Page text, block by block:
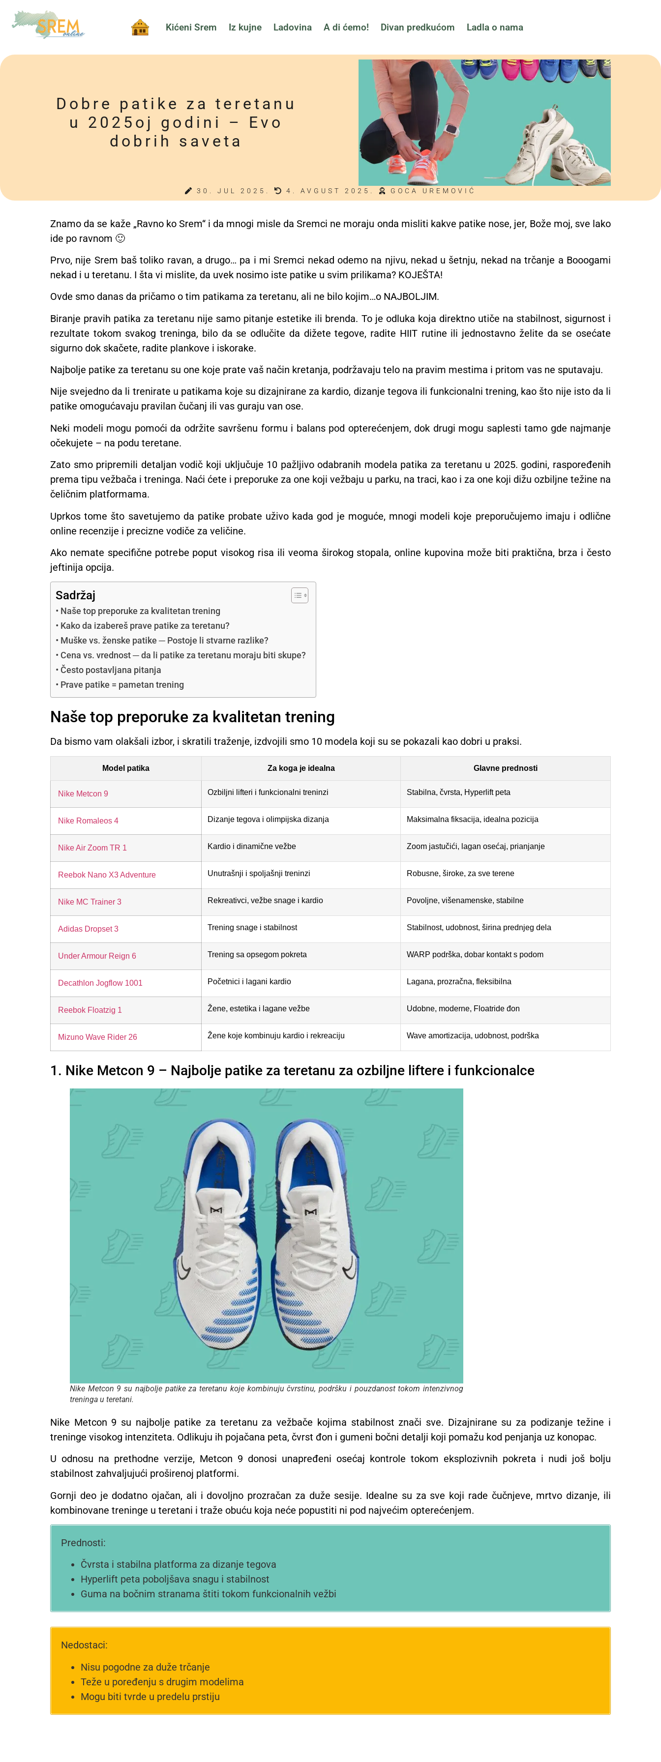
Kićeni Srem Iz kujne Ladovina A di ćemo! Divan predkućom Ladla o nama
Dobre patike za teretanu
u 2025oj godini – Evo
dobrih saveta
30. JUL 2025. 4. AVGUST 2025. GOCA UREMOVIĆ
Znamo da se kaže „Ravno ko Srem“ i da mnogi misle da Sremci ne moraju onda misliti kakve patike nose, jer, Bože moj, sve lako
ide po ravnom 🙂
Prvo, nije Srem baš toliko ravan, a drugo… pa i mi Sremci nekad odemo na njivu, nekad u šetnju, nekad na trčanje a Booogami
nekad i u teretanu. I šta vi mislite, da uvek nosimo iste patike u svim prilikama? KOJEŠTA!
Ovde smo danas da pričamo o tim patikama za teretanu, ali ne bilo kojim…o NAJBOLJIM.
Biranje pravih patika za teretanu nije samo pitanje estetike ili brenda. To je odluka koja direktno utiče na stabilnost, sigurnost i
rezultate tokom svakog treninga, bilo da se odlučite da dižete tegove, radite HIIT rutine ili jednostavno želite da se osećate
sigurno dok skačete, radite plankove i iskorake.
Najbolje patike za teretanu su one koje prate vaš način kretanja, podržavaju telo na pravim mestima i pritom vas ne sputavaju.
Nije svejedno da li trenirate u patikama koje su dizajnirane za kardio, dizanje tegova ili funkcionalni trening, kao što nije isto da li
patike omogućavaju pravilan čučanj ili vas guraju van ose.
Neki modeli mogu pomoći da održite savršenu formu i balans pod opterećenjem, dok drugi mogu saplesti tamo gde najmanje
očekujete – na podu teretane.
Zato smo pripremili detaljan vodič koji uključuje 10 pažljivo odabranih modela patika za teretanu u 2025. godini, raspoređenih
prema tipu vežbača i treninga. Naći ćete i preporuke za one koji vežbaju u parku, na traci, kao i za one koji dižu ozbiljne težine na
čeličnim platformama.
Uprkos tome što savetujemo da patike probate uživo kada god je moguće, mnogi modeli koje preporučujemo imaju i odlične
online recenzije i precizne vodiče za veličine.
Ako nemate specifične potrebe poput visokog risa ili veoma širokog stopala, online kupovina može biti praktična, brza i često
jeftinija opcija.
Sadržaj
Naše top preporuke za kvalitetan trening
Kako da izabereš prave patike za teretanu?
Muške vs. ženske patike ─ Postoje li stvarne razlike?
Cena vs. vrednost ─ da li patike za teretanu moraju biti skupe?
Često postavljana pitanja
Prave patike = pametan trening
Naše top preporuke za kvalitetan trening
Da bismo vam olakšali izbor, i skratili traženje, izdvojili smo 10 modela koji su se pokazali kao dobri u praksi.
Model patika Za koga je idealna Glavne prednosti
Nike Metcon 9 Ozbiljni lifteri i funkcionalni treninzi Stabilna, čvrsta, Hyperlift peta
Nike Romaleos 4 Dizanje tegova i olimpijska dizanja Maksimalna fiksacija, idealna pozicija
Nike Air Zoom TR 1 Kardio i dinamične vežbe Zoom jastučići, lagan osećaj, prianjanje
Reebok Nano X3 Adventure Unutrašnji i spoljašnji treninzi Robusne, široke, za sve terene
Nike MC Trainer 3 Rekreativci, vežbe snage i kardio Povoljne, višenamenske, stabilne
Adidas Dropset 3 Trening snage i stabilnost Stabilnost, udobnost, širina prednjeg dela
Under Armour Reign 6 Trening sa opsegom pokreta WARP podrška, dobar kontakt s podom
Decathlon Jogflow 1001 Početnici i lagani kardio Lagana, prozračna, fleksibilna
Reebok Floatzig 1 Žene, estetika i lagane vežbe Udobne, moderne, Floatride đon
Mizuno Wave Rider 26 Žene koje kombinuju kardio i rekreaciju Wave amortizacija, udobnost, podrška
1. Nike Metcon 9 – Najbolje patike za teretanu za ozbiljne liftere i funkcionalce
Nike Metcon 9 su najbolje patike za teretanu koje kombinuju čvrstinu, podršku i pouzdanost tokom intenzivnog
treninga u teretani.
Nike Metcon 9 su najbolje patike za teretanu za vežbače kojima stabilnost znači sve. Dizajnirane su za podizanje težine i
treninge visokog intenziteta. Odlikuju ih pojačana peta, čvrst đon i gumeni bočni detalji koji pomažu kod penjanja uz konopac.
U odnosu na prethodne verzije, Metcon 9 donosi unapređeni osećaj kontrole tokom eksplozivnih pokreta i nudi još bolju
stabilnost zahvaljujući proširenoj platformi.
Gornji deo je dodatno ojačan, ali i dovoljno prozračan za duže sesije. Idealne su za sve koji rade čučnjeve, mrtvo dizanje, ili
kombinovane treninge u teretani i traže obuću koja neće popustiti ni pod najvećim opterećenjem.
Prednosti:
Čvrsta i stabilna platforma za dizanje tegova
Hyperlift peta poboljšava snagu i stabilnost
Guma na bočnim stranama štiti tokom funkcionalnih vežbi
Nedostaci:
Nisu pogodne za duže trčanje
Teže u poređenju s drugim modelima
Mogu biti tvrde u predelu prstiju